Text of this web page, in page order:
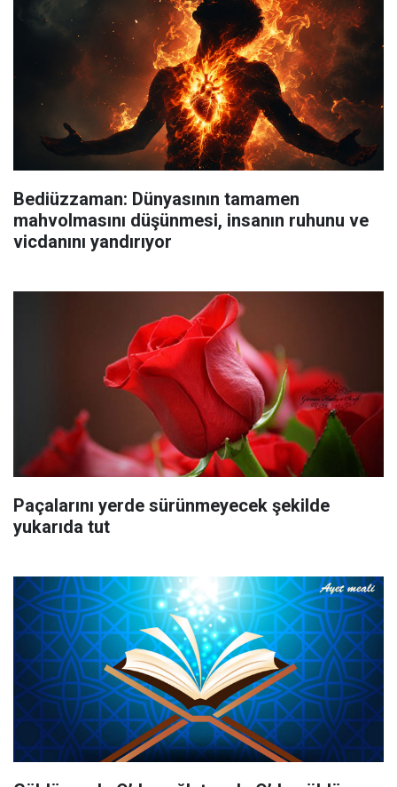
Bediüzzaman: Dünyasının tamamen
mahvolmasını düşünmesi, insanın ruhunu ve
vicdanını yandırıyor
Paçalarını yerde sürünmeyecek şekilde
yukarıda tut